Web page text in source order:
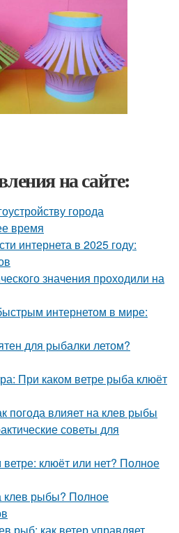
на сайте:
города
время
интернета в 2025 году:
значения проходили на
интернетом в мире:
для рыбалки летом?
При каком ветре рыба клюёт
погода влияет на клев рыбы
советы для
клюёт или нет? Полное
клев рыбы? Полное